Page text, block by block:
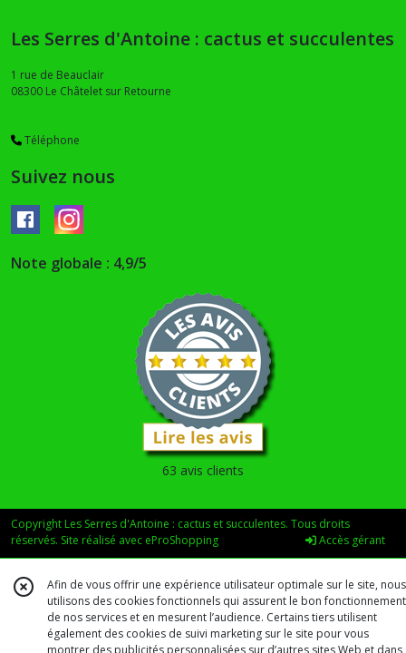
Les Serres d'Antoine : cactus et succulentes
1 rue de Beauclair
08300 Le Châtelet sur Retourne
Téléphone
Suivez nous
Note globale : 4,9/5
63 avis clients
Copyright Les Serres d'Antoine : cactus et succulentes. Tous droits
réservés. Site réalisé avec eProShopping Accès gérant
Afin de vous offrir une expérience utilisateur optimale sur le site, nous
utilisons des cookies fonctionnels qui assurent le bon fonctionnement
de nos services et en mesurent l’audience. Certains tiers utilisent
également des cookies de suivi marketing sur le site pour vous
montrer des publicités personnalisées sur d’autres sites Web et dans